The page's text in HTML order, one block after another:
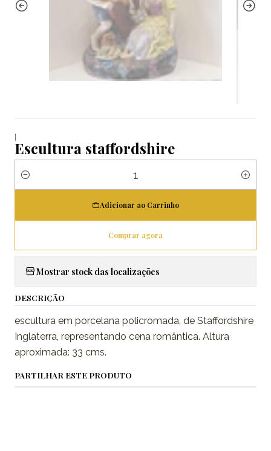
|
Escultura staffordshire
Quantidade
Adicionar ao Carrinho
Comprar agora
Mostrar stock das localizações
DESCRIÇÃO
escultura em porcelana policromada, de Staffordshire
Inglaterra, representando cena romântica. Altura
aproximada: 33 cms.
PARTILHAR ESTE PRODUTO